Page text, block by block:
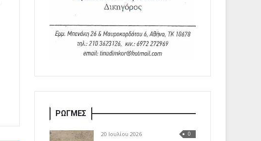
ΡΩΓΜΕΣ
20 Ιουλίου 2026 0